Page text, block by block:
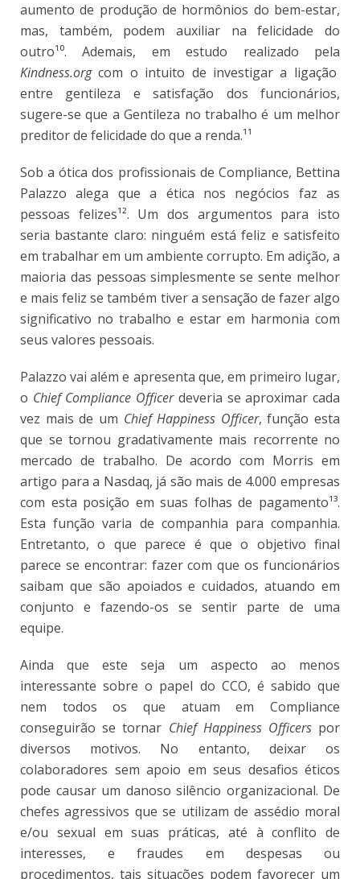
aumento de produção de hormônios do bem-estar,
mas, também, podem auxiliar na felicidade do
outro¹⁰. Ademais, em estudo realizado pela
Kindness.orgcom o intuito de investigar a ligação
entre gentileza e satisfação dos funcionários,
sugere-se que a Gentileza no trabalho é um melhor
preditor de felicidade do que a renda.¹¹
Sob a ótica dos profissionais de Compliance, Bettina
Palazzo alega que a ética nos negócios faz as
pessoas felizes¹². Um dos argumentos para isto
seria bastante claro: ninguém está feliz e satisfeito
em trabalhar em um ambiente corrupto. Em adição, a
maioria das pessoas simplesmente se sente melhor
e mais feliz se também tiver a sensação de fazer algo
significativo no trabalho e estar em harmonia com
seus valores pessoais.
Palazzo vai além e apresenta que, em primeiro lugar,
o Chief Compliance Officerdeveria se aproximar cada
vez mais de um Chief Happiness Officer, função esta
que se tornou gradativamente mais recorrente no
mercado de trabalho. De acordo com Morris em
artigo para a Nasdaq, já são mais de 4.000 empresas
com esta posição em suas folhas de pagamento¹³.
Esta função varia de companhia para companhia.
Entretanto, o que parece é que o objetivo final
parece se encontrar: fazer com que os funcionários
saibam que são apoiados e cuidados, atuando em
conjunto e fazendo-os se sentir parte de uma
equipe.
Ainda que este seja um aspecto ao menos
interessante sobre o papel do CCO, é sabido que
nem todos os que atuam em Compliance
conseguirão se tornar Chief Happiness Officers por
diversos motivos. No entanto, deixar os
colaboradores sem apoio em seus desafios éticos
pode causar um danoso silêncio organizacional. De
chefes agressivos que se utilizam de assédio moral
e/ou sexual em suas práticas, até à conflito de
interesses, e fraudes em despesas ou
procedimentos, tais situações podem favorecer um